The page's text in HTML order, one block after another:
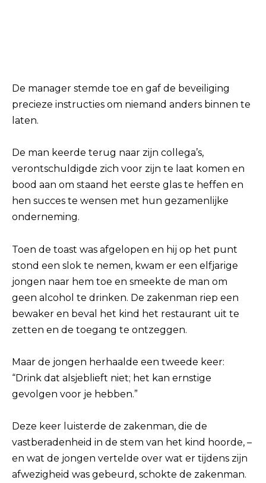
De manager stemde toe en gaf de beveiliging
precieze instructies om niemand anders binnen te
laten.
De man keerde terug naar zijn collega’s,
verontschuldigde zich voor zijn te laat komen en
bood aan om staand het eerste glas te heffen en
hen succes te wensen met hun gezamenlijke
onderneming.
Toen de toast was afgelopen en hij op het punt
stond een slok te nemen, kwam er een elfjarige
jongen naar hem toe en smeekte de man om
geen alcohol te drinken. De zakenman riep een
bewaker en beval het kind het restaurant uit te
zetten en de toegang te ontzeggen.
Maar de jongen herhaalde een tweede keer:
“Drink dat alsjeblieft niet; het kan ernstige
gevolgen voor je hebben.”
Deze keer luisterde de zakenman, die de
vastberadenheid in de stem van het kind hoorde, –
en wat de jongen vertelde over wat er tijdens zijn
afwezigheid was gebeurd, schokte de zakenman.